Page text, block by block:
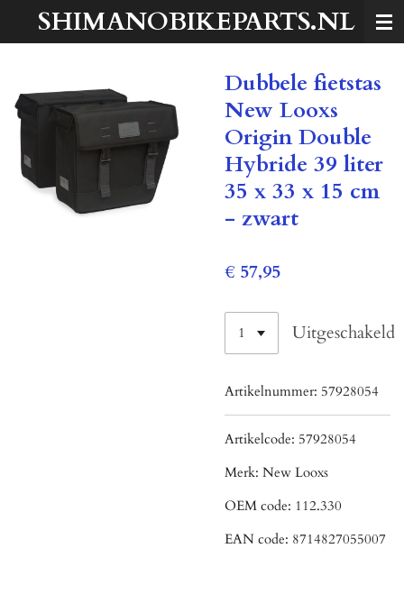
hoofdinhoud
SHIMANOBIKEPARTS.NL
Dubbele fietstas
New Looxs
Origin Double
Hybride 39 liter
35 x 33 x 15 cm
- zwart
€ 57,95
Uitgeschakeld
Artikelnummer: 57928054
Artikelcode: 57928054
Merk: New Looxs
OEM code: 112.330
EAN code: 8714827055007